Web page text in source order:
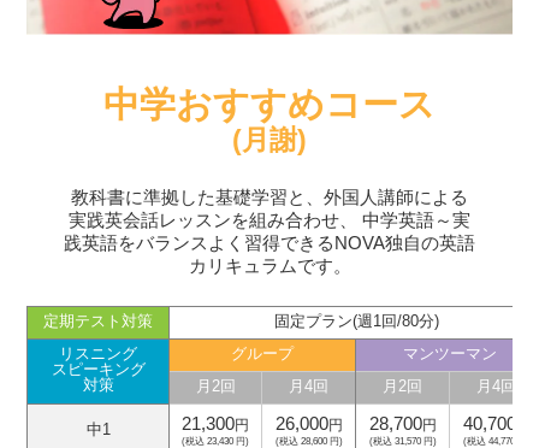
中学おすすめコース
(月謝)
教科書に準拠した基礎学習と、外国人講師による
実践英会話レッスンを組み合わせ、
中学英語～実
践英語をバランスよく習得できるNOVA独自の英語
カリキュラムです。
定期テスト対策
固定プラン(週1回/80分)
リスニング
スピーキング
対策
グループ
マンツーマン
月2回
月4回 月2回 月4回
中1 21,300円
(税込 23,430 円)
26,000円
(税込 28,600 円)
28,700円
(税込 31,570 円)
40,700
(税込 44,770 円)